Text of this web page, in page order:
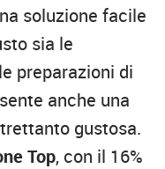
soluzione facile
sia le
preparazioni di
anche una
gustosa.
Top, con il 16%